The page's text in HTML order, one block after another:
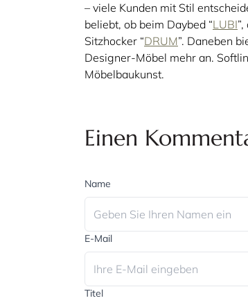
– viele Kunden mit Stil
beliebt, ob beim Daybed “LUBI
Sitzhocker “DRUM”. Daneben
Designer-Möbel mehr an.
Möbelbaukunst.
Einen
Name
E-Mail
Titel